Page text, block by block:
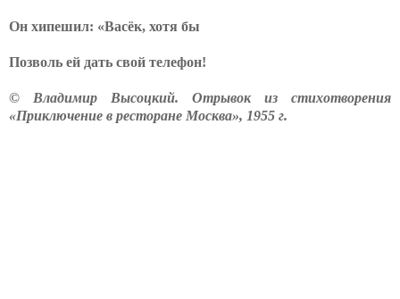
Он хипешил: «Васёк, хотя бы
Позволь ей дать свой телефон!
© Владимир Высоцкий. Отрывок из стихотворения
«Приключение в ресторане Москва», 1955 г.